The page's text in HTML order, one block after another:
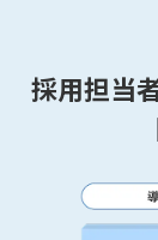
採用担当